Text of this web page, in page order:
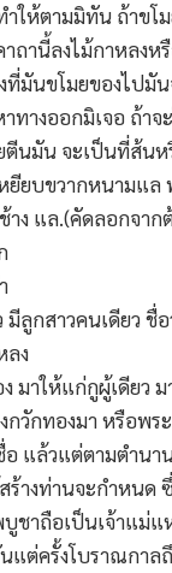
ให้ตามมิทัน ถ้าขโ
ถานี้ลงไม้กาหลงห
ที่มันขโมยของไปมั
ทางออกมิเจอ ถ้าจ
นมัน จะเป็นที่ส้นห
ยียบขวากหนามแล
ง แล.(คัดลอกจาก
มีลูกสาวคนเดียว ชื่
ลง
มาให้แก่กูผู้เดียว
วักทองมา หรือพร
แล้วแต่ตามตำนา
ร้างท่านจะกำหนด
บูชาถือเป็นเจ้าแม่
แต่ครั้งโบราณกาล